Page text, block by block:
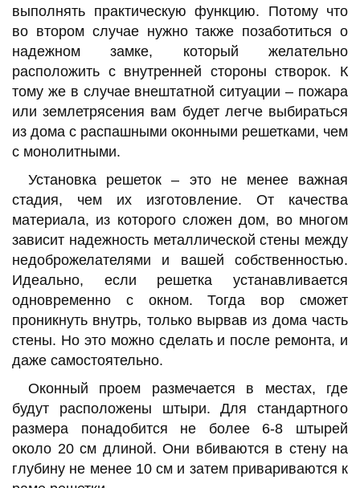
выполнять практическую функцию. Потому что
во втором случае нужно также позаботиться о
надежном замке, который желательно
расположить с внутренней стороны створок. К
тому же в случае внештатной ситуации – пожара
или землетрясения вам будет легче выбираться
из дома с распашными оконными решетками, чем
с монолитными.
Установка решеток – это не менее важная
стадия, чем их изготовление. От качества
материала, из которого сложен дом, во многом
зависит надежность металлической стены между
недоброжелателями и вашей собственностью.
Идеально, если решетка устанавливается
одновременно с окном. Тогда вор сможет
проникнуть внутрь, только вырвав из дома часть
стены. Но это можно сделать и после ремонта, и
даже самостоятельно.
Оконный проем размечается в местах, где
будут расположены штыри. Для стандартного
размера понадобится не более 6-8 штырей
около 20 см длиной. Они вбиваются в стену на
глубину не менее 10 см и затем привариваются к